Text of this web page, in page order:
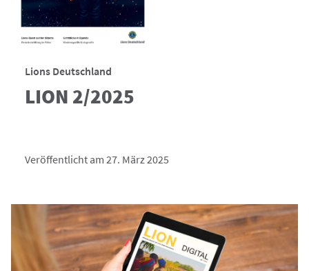
Lions Deutschland
LION 2/2025
Veröffentlicht am 27. März 2025